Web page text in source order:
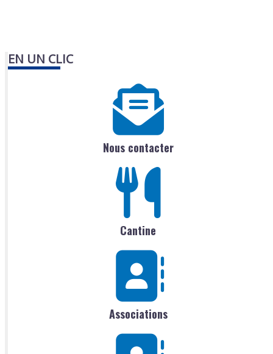
EN UN CLIC
Nous contacter
Cantine
Associations